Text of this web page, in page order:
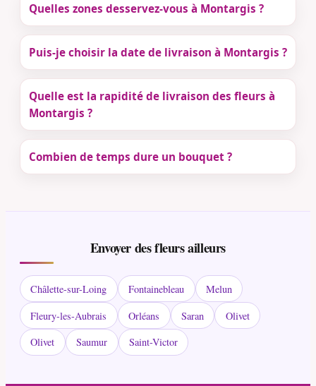
Quelles zones desservez-vous à Montargis ?
Puis-je choisir la date de livraison à Montargis ?
Quelle est la rapidité de livraison des fleurs à
Montargis ?
Combien de temps dure un bouquet ?
Envoyer des fleurs ailleurs
Châlette-sur-Loing Fontainebleau
Melun
Fleury-les-Aubrais
Orléans Saran
Olivet
Olivet
Saumur Saint-Victor